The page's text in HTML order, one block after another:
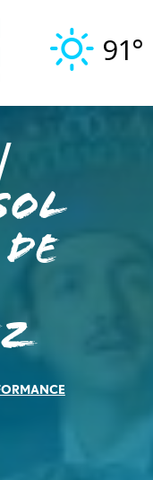
91°